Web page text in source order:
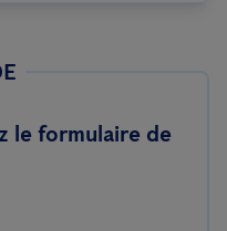
le formulaire de